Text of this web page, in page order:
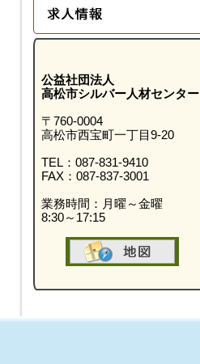
公益社団法人
高松市シルバー人材センター
〒760-0004
高松市西宝町一丁目9-20
TEL：087-831-9410
FAX：087-837-3001
業務時間：月曜～金曜
8:30～17:15